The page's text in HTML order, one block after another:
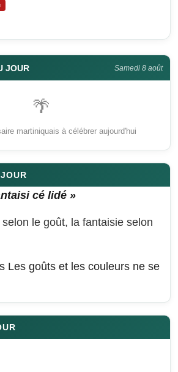
JOUR Samedi 8 août
🌴
martiniquais à célébrer aujourd'hui
cé lidé »
le goût, la fantaisie selon
Les goûts et les couleurs ne se